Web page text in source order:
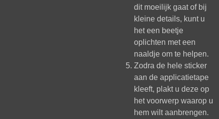
dit moeilijk gaat of bij
kleine details, kunt u
het een beetje
oplichten met een
naaldje om te helpen.
Zodra de hele sticker
aan de applicatietape
kleeft, plakt u deze op
het voorwerp waarop u
hem wilt aanbrengen.